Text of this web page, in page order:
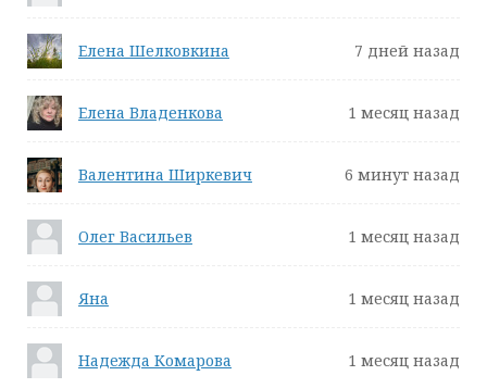
Елена Шелковкина 7 дней назад
Елена Владенкова 1 месяц назад
Валентина Ширкевич 6 минут назад
Олег Васильев 1 месяц назад
Яна 1 месяц назад
Надежда Комарова 1 месяц назад